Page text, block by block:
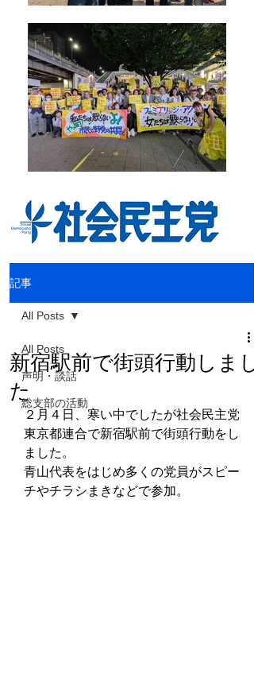
記事
All Posts
声明・談話
総支部の活動
All Posts
新宿駅前で街頭行動しまし
た
２月４日、寒い中でしたが社会民主党
東京都連合で新宿駅前で街頭行動をし
ました。
青山代表をはじめ多くの党員がスピー
チやチラシまきなどで参加。